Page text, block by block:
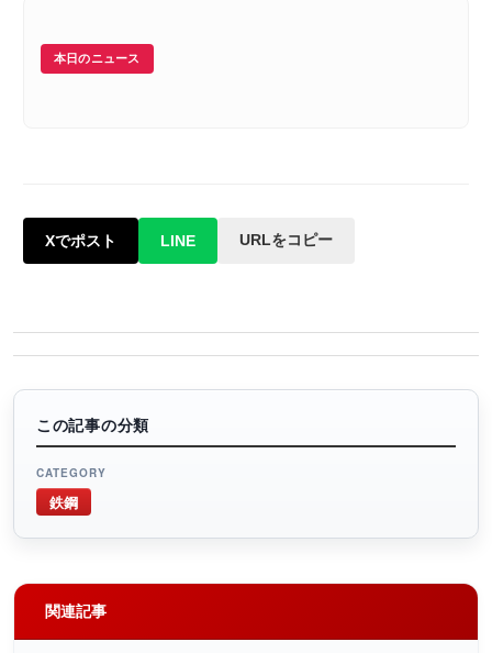
本日のニュース
Xでポスト LINE URLをコピー
この記事の分類
CATEGORY
鉄鋼
関連記事